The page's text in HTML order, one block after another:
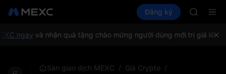
Thị trường Spot Futures SPCX
Đăng ký
SPCX
HFT
ngayvà nhận quà tặng chào mừng người dùng mới trị giá lên
Sàn giao dịch MEXC / Giá Crypto /